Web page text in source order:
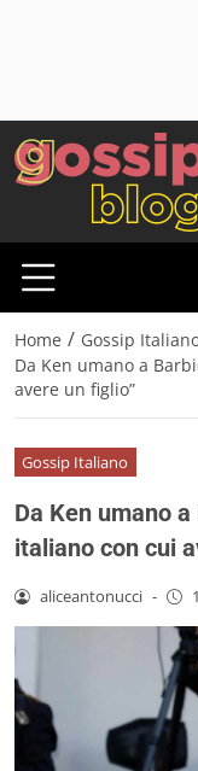
Home / Gossip
Da Ken umano a
avere un figlio”
Gossip Italiano
Da Ken umano
italiano con cui
aliceantonucci -